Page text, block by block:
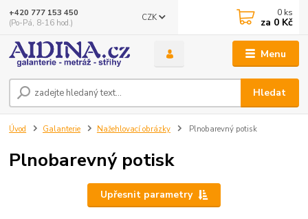
Menu
CZK
Hledat
+420 777 153 450
(Po-Pá, 8-16 hod.)
0 ks
za 0 Kč
Úvod Galanterie Nažehlovací obrázky Plnobarevný potisk
Plnobarevný potisk
Upřesnit parametry